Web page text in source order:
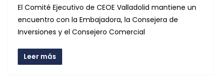
El Comité Ejecutivo de CEOE Valladolid mantiene un
encuentro con la Embajadora, la Consejera de
Inversiones y el Consejero Comercial
Leer más